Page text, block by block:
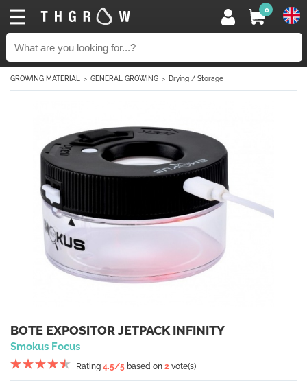
0
GROWING MATERIAL GENERAL GROWING Drying / Storage
BOTE EXPOSITOR JETPACK INFINITY
Smokus Focus
Rating 4.5/5 based on 2 vote(s)